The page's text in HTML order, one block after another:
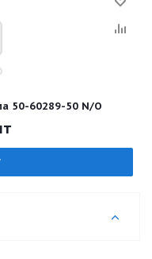
50-60289-50 N/O